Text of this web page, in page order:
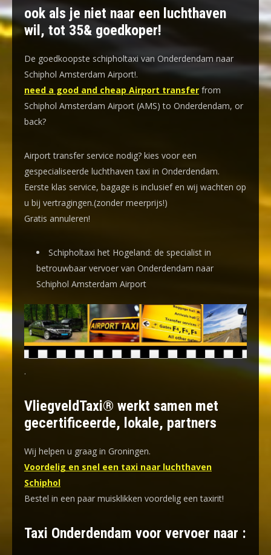
ook als je niet naar een luchthaven
wil, tot 35& goedkoper!
De goedkoopste schipholtaxi van Onderdendam naar
Schiphol Amsterdam Airport!.
need a good and cheap Airport transfer from
Schiphol Amsterdam Airport (AMS) to Onderdendam, or
back?
Airport transfer service nodig? kies voor een
gespecialiseerde luchthaven taxi in Onderdendam.
Eerste klas service, bagage is inclusief en wij wachten op
u bij vertragingen.(zonder meerprijs!)
Gratis annuleren!
Schipholtaxi het Hogeland: de specialist in
betrouwbaar vervoer van Onderdendam naar
Schiphol Amsterdam Airport
.
VliegveldTaxi® werkt samen met
gecertificeerde, lokale, partners
Wij helpen u graag in Groningen.
Voordelig en snel een taxi naar luchthaven
Schiphol
Bestel in een paar muisklikken voordelig een taxirit!
Taxi Onderdendam voor vervoer naar :